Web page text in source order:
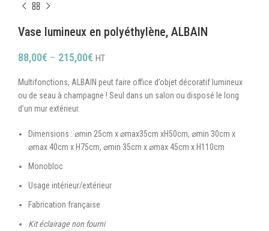
Vase lumineux en polyéthylène, ALBAIN
88,00€ – 215,00€ HT
Multifonctions, ALBAIN peut faire office d’objet décoratif lumineux
ou de seau à champagne ! Seul dans un salon ou disposé le long
d’un mur extérieur.
Dimensions : ⌀min 25cm x ⌀max35cm xH50cm, ⌀min 30cm x
⌀max 40cm x H75cm, ⌀min 35cm x ⌀max 45cm x H110cm
Monobloc
Usage intérieur/extérieur
Fabrication française
Kit éclairage non fourni